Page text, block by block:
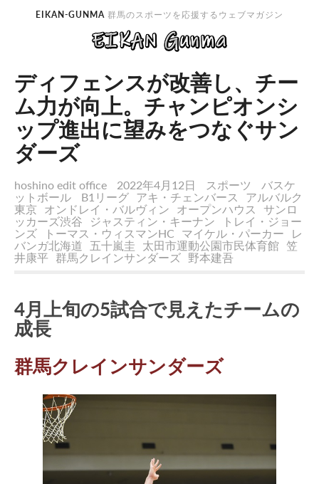
EIKAN-GUNMA 群馬のスポーツを応援するウェブマガジン
ディフェンスが改善し、チー
ム力が向上。チャンピオンシ
ップ進出に望みをつなぐサン
ダーズ
hoshino edit office 2022年4月12日 スポーツ
バスケ
ットボール
B1リーグ アキ・チェンバース
アルバルク
東京 オンドレイ・バルヴィン オープンハウス
サンロ
ッカーズ渋谷
ジャスティン・キーナン
トレイ・ジョー
ンズ
トーマス・ウィスマンHC マイケル・パーカー
レ
バンガ北海道
五十嵐圭 太田市運動公園市民体育館 笠
井康平
群馬クレインサンダーズ 野本建吾
4月上旬の5試合で見えたチームの
成長
群馬クレインサンダーズ